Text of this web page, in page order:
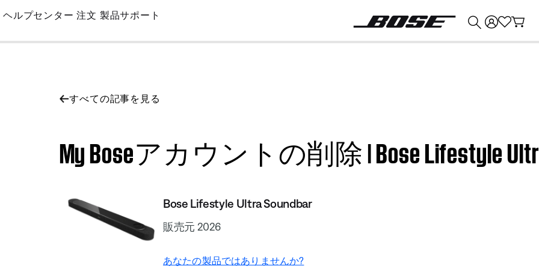
Skip
Main
ヘルプセンター 注文 製品サポート
すべての記事を見る
My Boseアカウントの削除 | Bose Lifestyle
Bose Lifestyle Ultra Soundbar
販売元 2026
あなたの製品ではありませんか?